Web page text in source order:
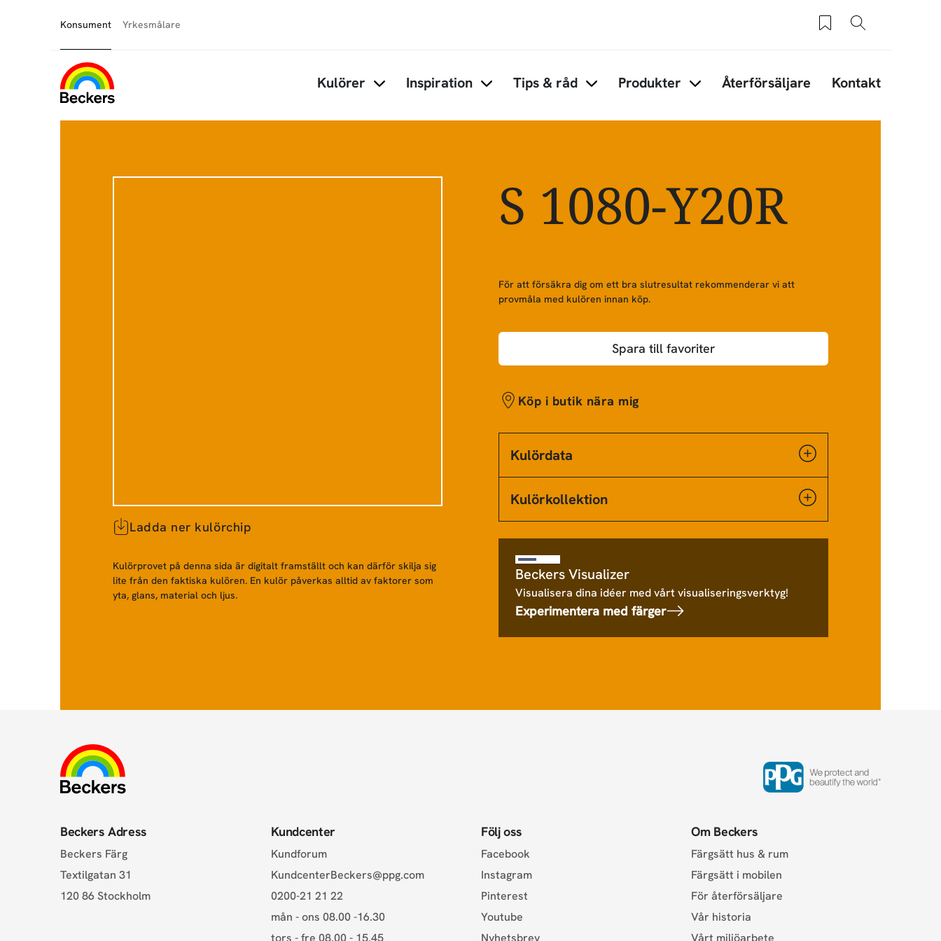
Konsument Yrkesmålare Sparade produkter
Sök
Kulörer Inspiration Tips & råd Produkter Återförsäljare Kontakt
S 1080-Y20R
Ladda ner kulörchip
Kulörprovet på denna sida är digitalt framställt och kan därför skilja sig
lite från den faktiska kulören. En kulör påverkas alltid av faktorer som
yta, glans, material och ljus.
För att försäkra dig om ett bra slutresultat rekommenderar vi att
provmåla med kulören innan köp.
Spara till favoriter
Köp i butik nära mig
Kulördata
Kulörkollektion
Beckers Visualizer
Visualisera dina idéer med vårt visualiseringsverktyg!
Experimentera med färger
Beckers Adress
Beckers Färg
Textilgatan 31
120 86 Stockholm
Kundcenter
Kundforum
KundcenterBeckers@ppg.com
0200-21 21 22
mån - ons 08.00 -16.30
tors - fre 08.00 - 15.45
Följ oss
Facebook
Instagram
Pinterest
Youtube
Nyhetsbrev
Om Beckers
Färgsätt hus & rum
Färgsätt i mobilen
För återförsäljare
Vår historia
Vårt miljöarbete